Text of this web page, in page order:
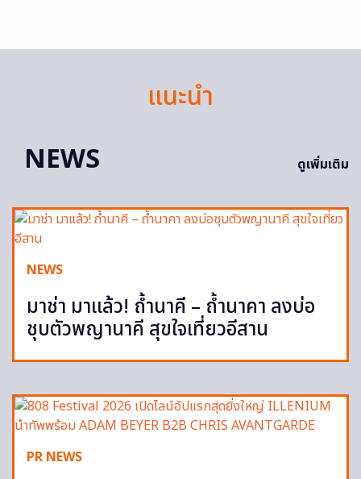
แนะนำ
NEWS
ดูเพิ่มเติม
NEWS
มาช่า มาแล้ว! ถ้ำนาคี – ถ้ำนาคา ลงบ่อ
ชุบตัวพญานาคี สุขใจเที่ยวอีสาน
PR NEWS